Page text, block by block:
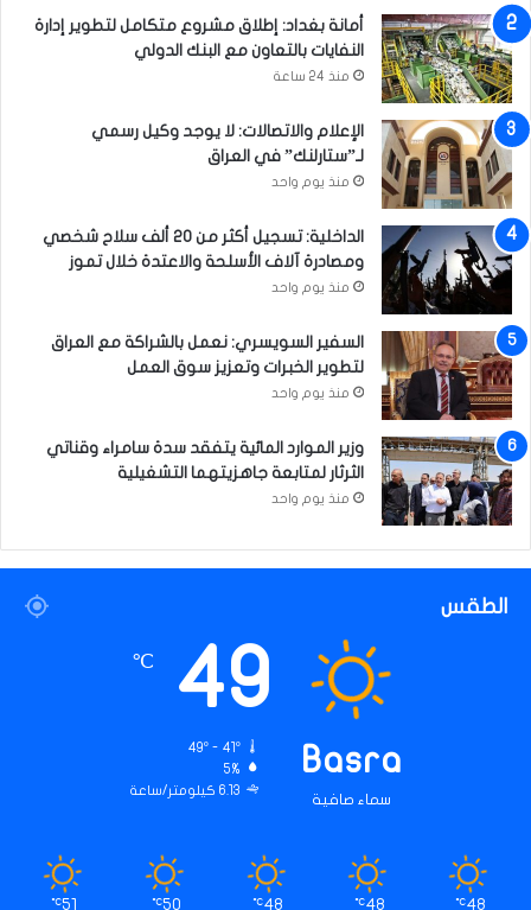
أمانة بغداد: إطلاق مشروع متكامل لتطوير إدارة
النفايات بالتعاون مع البنك الدولي
منذ 24 ساعة
الإعلام والاتصالات: لا يوجد وكيل رسمي
لـ”ستارلنك” في العراق
منذ يوم واحد
الداخلية: تسجيل أكثر من 20 ألف سلاح شخصي
ومصادرة آلاف الأسلحة والاعتدة خلال تموز
منذ يوم واحد
السفير السويسري: نعمل بالشراكة مع العراق
لتطوير الخبرات وتعزيز سوق العمل
منذ يوم واحد
وزير الموارد المائية يتفقد سدة سامراء وقناتي
الثرثار لمتابعة جاهزيتهما التشغيلية
منذ يوم واحد
الطقس
Basra
سماء صافية
49
℃
49º - 41º
5%
6.13 كيلومتر/ساعة
48
℃
48
℃
48
℃
50
℃
51
℃